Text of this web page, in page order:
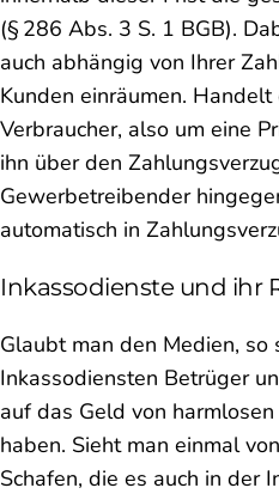
(§ 286 Abs. 3 S. 1 BGB).
auch abhängig von Ihrer
Kunden einräumen. Handelt
Verbraucher, also um eine
ihn über den
Gewerbetreibender
automatisch in
Inkassodienste und ihr
Glaubt man den Medien, so
Inkassodiensten Betrüger
auf das Geld von
haben. Sieht man einmal
Schafen, die es auch in der